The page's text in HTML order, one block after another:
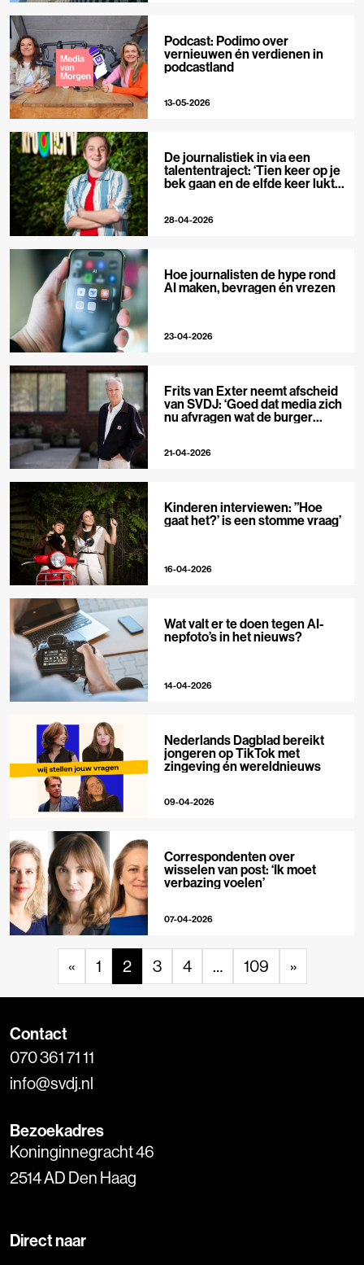
Podcast: Podimo over
vernieuwen én verdienen in
podcastland
13-05-2026
De journalistiek in via een
talententraject: ‘Tien keer op je
bek gaan en de elfde keer lukt
28-04-2026
Hoe journalisten de hype rond
AI maken, bevragen én vrezen
23-04-2026
Frits van Exter neemt afscheid
van SVDJ: ‘Goed dat media zich
nu afvragen wat de burger
21-04-2026
Kinderen interviewen: ”Hoe
gaat het?’ is een stomme vraag’
16-04-2026
Wat valt er te doen tegen AI-
nepfoto’s in het nieuws?
14-04-2026
Nederlands Dagblad bereikt
jongeren op TikTok met
zingeving én wereldnieuws
09-04-2026
Correspondenten over
wisselen van post: ‘Ik moet
verbazing voelen’
07-04-2026
« 1 2 3 4 … 109 »
Contact
070 361 71 11
info@svdj.nl
Bezoekadres
Koninginnegracht 46
2514 AD Den Haag
Direct naar